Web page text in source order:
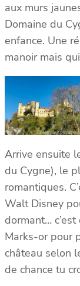
aux murs
Domaine du
enfance. Une
manoir mais
Arrive ensuite
du Cygne), le
romantiques.
Walt Disney
dormant…
Marks-or pour
château selon
de chance tu